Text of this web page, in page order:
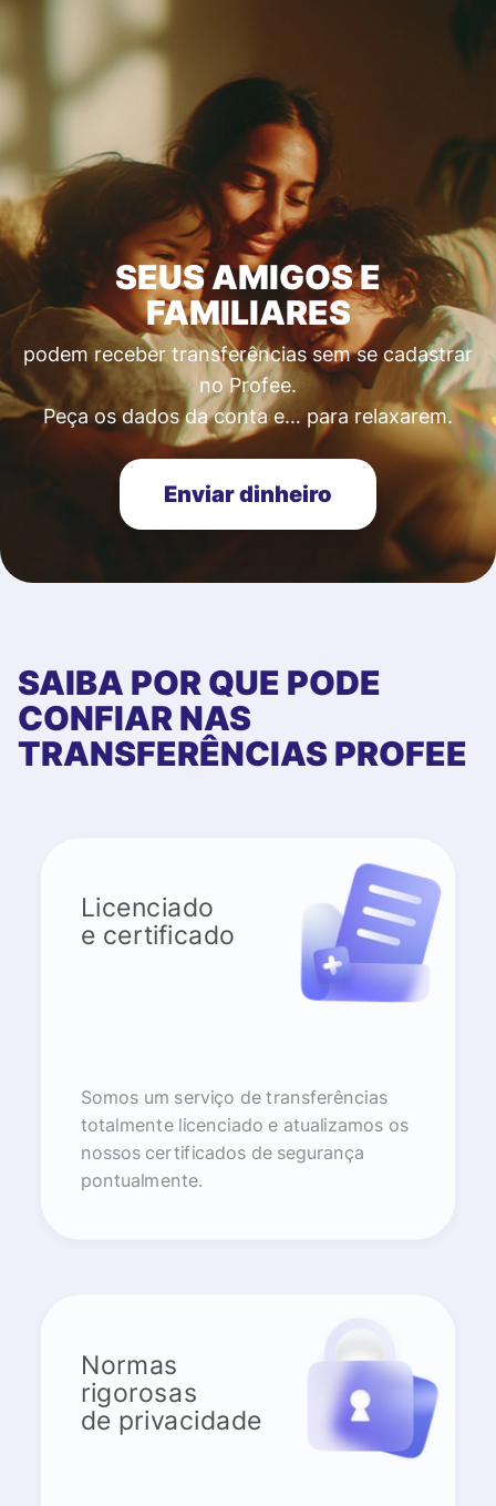
SEUS AMIGOS E
FAMILIARES
podem receber transferências sem se cadastrar
no Profee.
Peça os dados da conta e… para relaxarem.
Enviar dinheiro
SAIBA POR QUE PODE
CONFIAR NAS
TRANSFERÊNCIAS PROFEE
Licenciado
e certificado
Somos um serviço de transferências
totalmente licenciado e atualizamos os
nossos certificados de segurança
pontualmente.
Normas
rigorosas
de privacidade